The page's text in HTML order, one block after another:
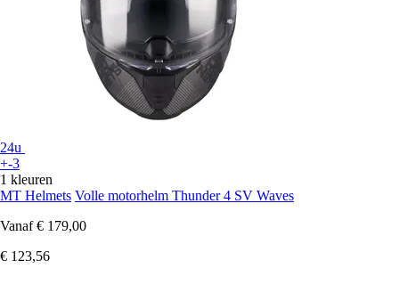
24u
+-3
1 kleuren
MT Helmets Volle motorhelm Thunder 4 SV Waves
Vanaf € 179,00
€ 123,56